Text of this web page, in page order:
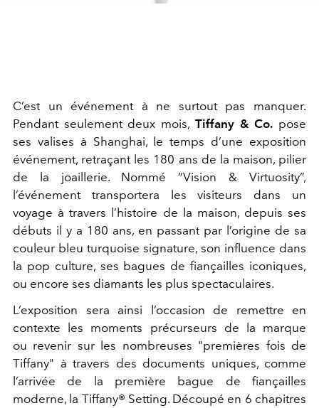
C’est un événement à ne surtout pas manquer.
Pendant seulement deux mois, Tiffany & Co. pose
ses valises à Shanghai, le temps d’une exposition
événement, retraçant les 180 ans de la maison, pilier
de la joaillerie. Nommé “Vision & Virtuosity”,
l’événement transportera les visiteurs dans un
voyage à travers l’histoire de la maison, depuis ses
débuts il y a 180 ans, en passant par l’origine de sa
couleur bleu turquoise signature, son influence dans
la pop culture, ses bagues de fiançailles iconiques,
ou encore ses diamants les plus spectaculaires.
L’exposition sera ainsi l’occasion de remettre en
contexte les moments précurseurs de la marque
ou revenir sur les nombreuses "premières fois de
Tiffany" à travers des documents uniques, comme
l’arrivée de la première bague de fiançailles
moderne, la Tiffany® Setting. Découpé en 6 chapitres